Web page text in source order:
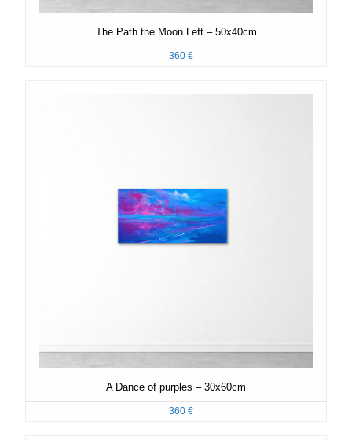
The Path the Moon Left – 50x40cm
360 €
A Dance of purples – 30x60cm
360 €